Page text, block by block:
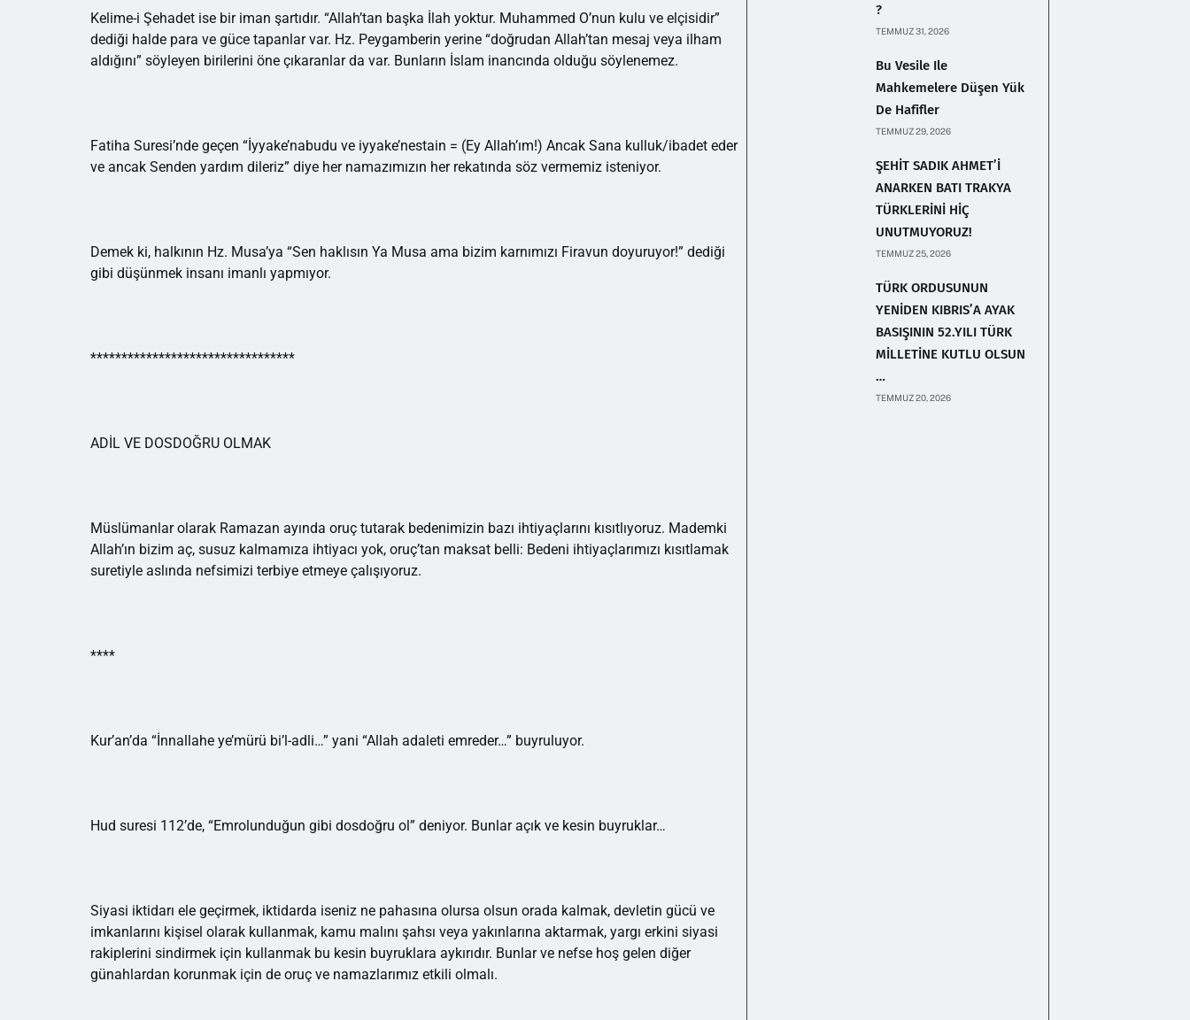
Kelime-i Şehadet ise bir iman şartıdır. “Allah’tan başka İlah yoktur. Muhammed O’nun kulu ve elçisidir”
dediği halde para ve güce tapanlar var. Hz. Peygamberin yerine “doğrudan Allah’tan mesaj veya ilham
aldığını” söyleyen birilerini öne çıkaranlar da var. Bunların İslam inancında olduğu söylenemez.
Fatiha Suresi’nde geçen “İyyake’nabudu ve iyyake’nestain = (Ey Allah’ım!) Ancak Sana kulluk/ibadet eder
ve ancak Senden yardım dileriz” diye her namazımızın her rekatında söz vermemiz isteniyor.
Demek ki, halkının Hz. Musa’ya “Sen haklısın Ya Musa ama bizim karnımızı Firavun doyuruyor!” dediği
gibi düşünmek insanı imanlı yapmıyor.
*********************************
ADİL VE DOSDOĞRU OLMAK
Müslümanlar olarak Ramazan ayında oruç tutarak bedenimizin bazı ihtiyaçlarını kısıtlıyoruz. Mademki
Allah’ın bizim aç, susuz kalmamıza ihtiyacı yok, oruç’tan maksat belli: Bedeni ihtiyaçlarımızı kısıtlamak
suretiyle aslında nefsimizi terbiye etmeye çalışıyoruz.
****
Kur’an’da “İnnallahe ye’mürü bi’l-adli…” yani “Allah adaleti emreder…” buyruluyor.
Hud suresi 112’de, “Emrolunduğun gibi dosdoğru ol” deniyor. Bunlar açık ve kesin buyruklar…
Siyasi iktidarı ele geçirmek, iktidarda iseniz ne pahasına olursa olsun orada kalmak, devletin gücü ve
imkanlarını kişisel olarak kullanmak, kamu malını şahsı veya yakınlarına aktarmak, yargı erkini siyasi
rakiplerini sindirmek için kullanmak bu kesin buyruklara aykırıdır. Bunlar ve nefse hoş gelen diğer
günahlardan korunmak için de oruç ve namazlarımız etkili olmalı.
?
TEMMUZ 31, 2026
Bu Vesile Ile
Mahkemelere Düşen Yük
De Hafifler
TEMMUZ 29, 2026
ŞEHİT SADIK AHMET’İ
ANARKEN BATI TRAKYA
TÜRKLERİNİ HİÇ
UNUTMUYORUZ!
TEMMUZ 25, 2026
TÜRK ORDUSUNUN
YENİDEN KIBRIS’A AYAK
BASIŞININ 52.YILI TÜRK
MİLLETİNE KUTLU OLSUN
…
TEMMUZ 20, 2026